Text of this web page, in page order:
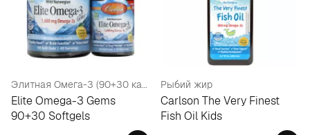
Элитная Омега-3 (90+30 капсул)
Elite Omega-3 Gems
90+30 Softgels
Рыбий жир
Carlson The Very Finest
Fish Oil Kids